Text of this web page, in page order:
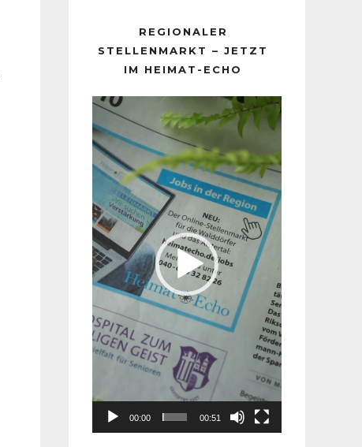
REGIONALER
STELLENMARKT – JETZT
IM HEIMAT-ECHO
Player
00:00 00:51